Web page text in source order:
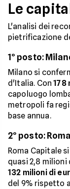
Le
L'analisi dei
pietrificazione
1° posto:
Milano si
d'Italia. Con178
capoluogo
metropoli fa
base annua.
2° posto: Roma
Roma Capitale
quasi 2,8
132 milioni di
del 9% rispetto